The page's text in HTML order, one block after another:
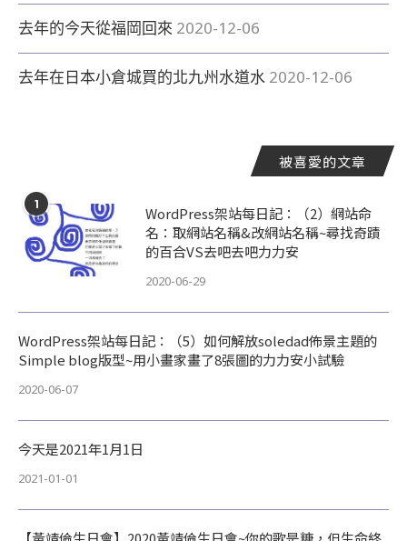
去年的今天從福岡回來 2020-12-06
去年在日本小倉城買的北九州水道水 2020-12-06
被喜愛的文章
1
WordPress架站每日記：（2）網站命
名：取網站名稱&改網站名稱~尋找奇蹟
的百合VS去吧去吧力力安
2020-06-29
WordPress架站每日記：（5）如何解放soledad佈景主題的
Simple blog版型~用小畫家畫了8張圖的力力安小試驗
2020-06-07
今天是2021年1月1日
2021-01-01